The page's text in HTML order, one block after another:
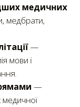
медичних
медбрати,
—
мови і
—